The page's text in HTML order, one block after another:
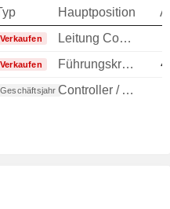
Hauptposition
Verkaufen Leitung Compliance
Verkaufen Führungskraft / leitender Angestellter
Geschäftsjahr Controller / Auditor